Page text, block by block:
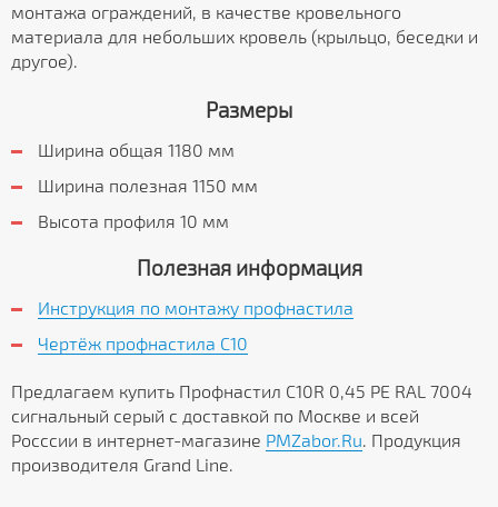
монтажа ограждений, в качестве кровельного
материала для небольших кровель (крыльцо, беседки и
другое).
Размеры
Ширина общая 1180 мм
Ширина полезная 1150 мм
Высота профиля 10 мм
Полезная информация
Инструкция по монтажу профнастила
Чертёж профнастила C10
Предлагаем купить Профнастил С10R 0,45 PE RAL 7004
сигнальный серый с доставкой по Москве и всей
Росссии в интернет-магазине PMZabor.Ru. Продукция
производителя Grand Line.